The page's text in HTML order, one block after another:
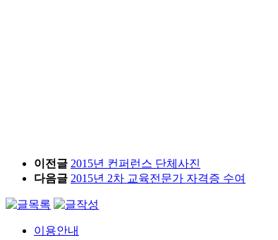
이전글 2015년 컨퍼런스 단체사진
다음글 2015년 2차 교육전문가 자격증 수여
이용안내